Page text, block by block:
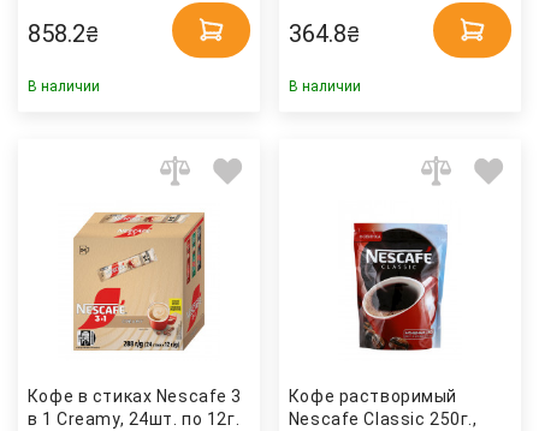
858.2₴
В наличии
364.8₴
В наличии
Кофе в стиках Nescafe 3
в 1 Creamy, 24шт. по 12г.
Кофе растворимый
Nescafe Classic 250г.,